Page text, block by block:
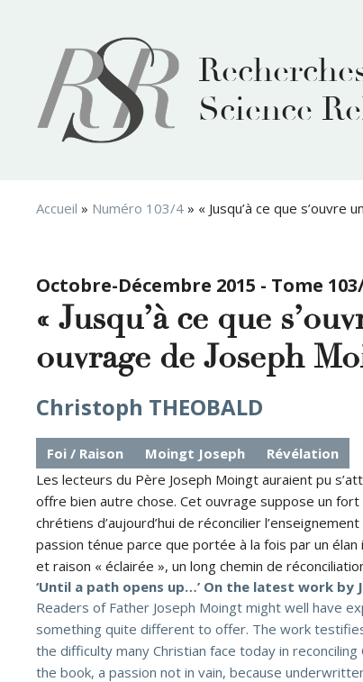
Science
Accueil » Numéro 103/4 » « Jusqu’à ce que
Octobre-Décembre 2015 - Tome
« Jusqu’à ce que
ouvrage de Joseph
Christoph THEOBALD
Foi / Raison Moingt Joseph
Révélation
Les lecteurs du Père Joseph Moingt auraient pu
offre bien autre chose. Cet ouvrage suppose un
chrétiens d’aujourd’hui de réconcilier
passion ténue parce que portée à la fois par un
et raison « éclairée », un long chemin de
‘Until a path opens up…’ On the latest work by
Readers of Father Joseph Moingt might well have
something quite different to offer. The work
the difficulty many Christian face today in
the book, a passion not in vain, because